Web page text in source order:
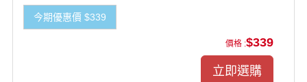
今期優惠價 $339
價格 :$339